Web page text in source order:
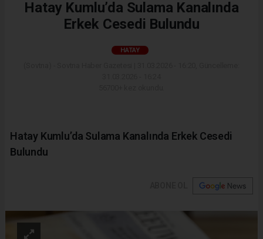
Hatay Kumlu’da Sulama Kanalında
Erkek Cesedi Bulundu
HATAY
Hatay Kumlu’da Sulama Kanalında Erkek Cesedi
Bulundu